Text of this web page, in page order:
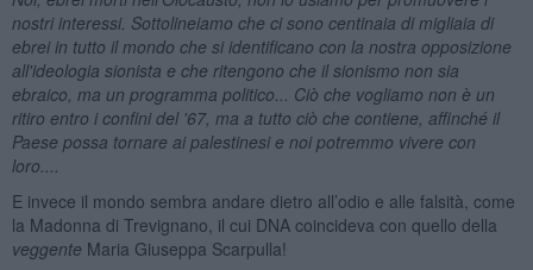
nostri interessi. Sottolineiamo che ci sono centinaia di migliaia di
ebrei in tutto il mondo che si identificano con la nostra opposizione
all'ideologia sionista e che ritengono che il sionismo non sia
ebraico, ma un programma politico... Ciò che vogliamo non è un
ritiro entro i confini del '67, ma a tutto ciò che contiene, affinché il
Paese possa tornare ai palestinesi e noi potremmo vivere con
loro....
E invece il mondo sembra andare dietro all’odio e alle falsità, come
la Madonna di Trevignano, il cui DNA coincideva con quello della
veggente Maria Giuseppa Scarpulla!